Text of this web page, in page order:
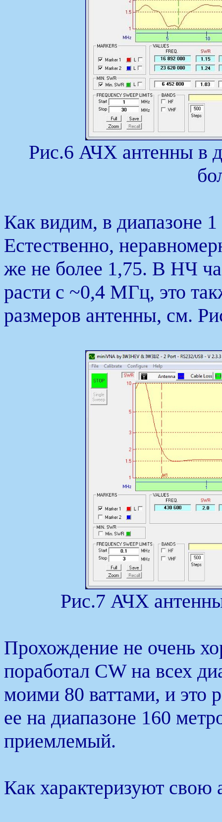
Рис.6 АЧХ антенны в
Как видим, в диапазоне
Естественно,
же не более 1,75. В НЧ
расти с ~0,4 МГц, это
размеров антенны, см.
Рис.7 АЧХ
Прохождение не очень
поработал CW на всех
моими 80 ваттами, и это
ее на диапазоне 160
приемлемый.
Как характеризуют свою